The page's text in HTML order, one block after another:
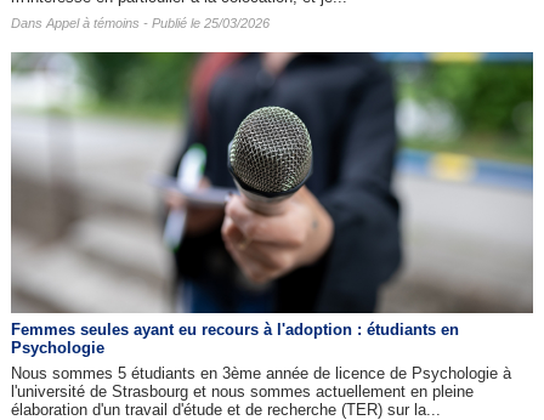
Dans Appel à témoins - Publié le 25/03/2026
Femmes seules ayant eu recours à l'adoption : étudiants en
Psychologie
Nous sommes 5 étudiants en 3ème année de licence de Psychologie à
l'université de Strasbourg et nous sommes actuellement en pleine
élaboration d'un travail d'étude et de recherche (TER) sur la...